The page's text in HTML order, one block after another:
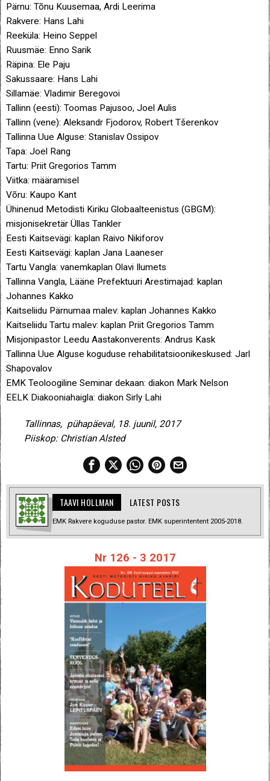
Pärnu: Tõnu Kuusemaa, Ardi Leerima
Rakvere: Hans Lahi
Reeküla: Heino Seppel
Ruusmäe: Enno Sarik
Räpina: Ele Paju
Sakussaare: Hans Lahi
Sillamäe: Vladimir Beregovoi
Tallinn (eesti): Toomas Pajusoo, Joel Aulis
Tallinn (vene): Aleksandr Fjodorov, Robert Tšerenkov
Tallinna Uue Alguse: Stanislav Ossipov
Tapa: Joel Rang
Tartu: Priit Gregorios Tamm
Viitka: määramisel
Võru: Kaupo Kant
Ühinenud Metodisti Kiriku Globaalteenistus (GBGM):
misjonisekretär Üllas Tankler
Eesti Kaitsevägi: kaplan Raivo Nikiforov
Eesti Kaitsevägi: kaplan Jana Laaneser
Tartu Vangla: vanemkaplan Olavi Ilumets
Tallinna Vangla, Lääne Prefektuuri Arestimajad: kaplan
Johannes Kakko
Kaitseliidu Pärnumaa malev: kaplan Johannes Kakko
Kaitseliidu Tartu malev: kaplan Priit Gregorios Tamm
Misjonipastor Leedu Aastakonverents: Andrus Kask
Tallinna Uue Alguse koguduse rehabilitatsioonikeskused: Jarl
Shapovalov
EMK Teoloogiline Seminar dekaan: diakon Mark Nelson
EELK Diakooniahaigla: diakon Sirly Lahi
Tallinnas, pühapäeval, 18. juunil, 2017
Piiskop: Christian Alsted
TAAVI HOLLMAN LATEST POSTS
EMK Rakvere koguduse pastor. EMK superintentent 2005-2018.
Nr 126 - 3 2017